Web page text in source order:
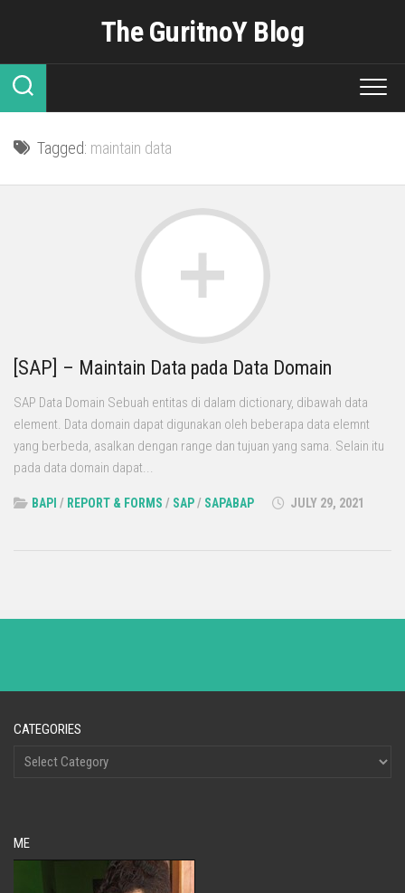
The GuritnoY Blog
Tagged: maintain data
[SAP] – Maintain Data pada Data Domain
SAP Data Domain Sebuah entitas di dalam dictionary, dibawah data
element. Data domain dapat digunakan oleh beberapa data elemnt
yang berbeda, asalkan dengan range dan tujuan yang sama. Selain itu
pada data domain dapat...
BAPI / REPORT & FORMS / SAP/ SAPABAP JULY 29, 2021
CATEGORIES
ME